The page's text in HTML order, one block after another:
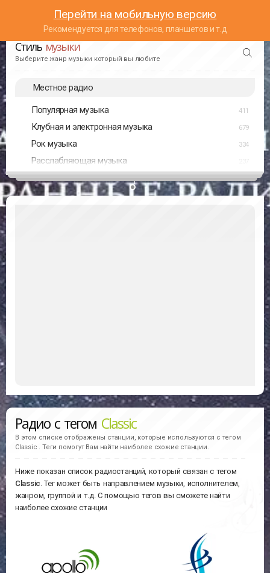
Перейти на мобильную версию
Рекомендуется для телефонов, планшетов и т.д
Стиль музыки
Выберите жанр музыки который вы любите
Местное радио
Популярная музыка 411
Клубная и электронная музыка 679
Рок музыка 334
Расслабляющая музыка
Радио с тегом Classic
В этом списке отображены станции, которые используются с тегом
Classic . Теги помогут Вам найти наиболее схожие станции.
Ниже показан список радиостанций, который связан с тегом
Classic. Тег может быть направлением музыки, исполнителем,
жанром, группой и т.д. С помощью тегов вы сможете найти
наиболее схожие станции